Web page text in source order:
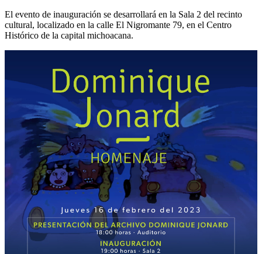
El evento de inauguración se desarrollará en la Sala 2 del recinto
cultural, localizado en la calle El Nigromante 79, en el Centro
Histórico de la capital michoacana.